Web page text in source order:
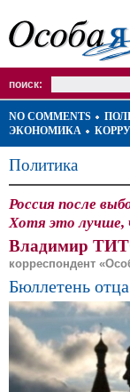
поиск:
NO COMMENTS
ЭКОНОМИКА
Политика
Россия после
Хотя это лучше,
Владимир
корреспондент
Бюллетень